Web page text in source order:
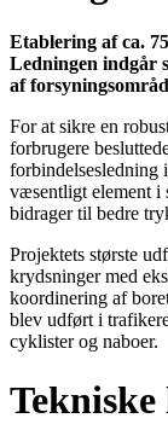
Etablering af ca.
Ledningen indgår
af
For at sikre en
forbrugere
forbindelsesledning
væsentligt element i
bidrager til bedre
Projektets største
krydsninger med
koordinering af
blev udført i
cyklister og naboer.